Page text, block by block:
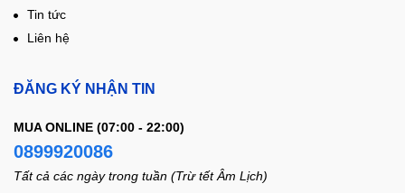
Tin tức
Liên hệ
ĐĂNG KÝ NHẬN TIN
MUA ONLINE (07:00 - 22:00)
0899920086
Tất cả các ngày trong tuần (Trừ tết Âm Lịch)